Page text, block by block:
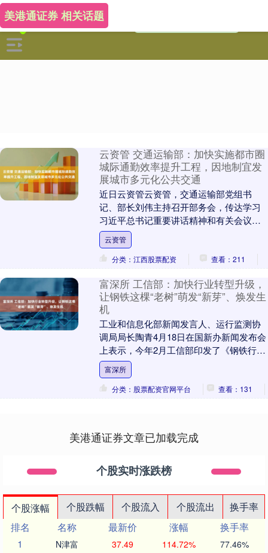
美港通证券 相关话题
云资管 交通运输部：加快实施都市圈
城际通勤效率提升工程，因地制宜发
展城市多元化公共交通
近日云资管云资管，交通运输部党组书
记、部长刘伟主持召开部务会，传达学习
习近平总书记重要讲话精神和有关会议精
神云资管，研究贯彻落实举措；部署岁末
年初安全生产各项工....
云资管
分类：江西股票配资
查看：211
富深所 工信部：加快行业转型升级，
让钢铁这棵“老树”萌发“新芽”、焕发生
机
工业和信息化部新闻发言人、运行监测协
调局局长陶青4月18日在国新办新闻发布会
上表示，今年2月工信部印发了《钢铁行业
规范条件（2025年版）》富深所富深所，
加快促....
富深所
分类：股票配资官网平台
查看：131
美港通证券文章已加载完成
个股实时涨跌榜
个股涨幅 个股跌幅 个股流入 个股流出
换手率
排名
名称 最新价 涨幅
换手率
1
N津富 37.49 114.72% 77.46%